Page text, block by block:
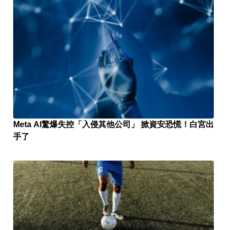
Meta AI驚爆失控「入侵其他公司」 掀資安恐慌！白宮出
手了